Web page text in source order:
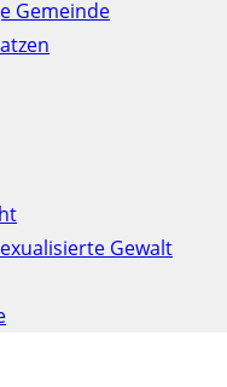
Gemeinde
Gewalt